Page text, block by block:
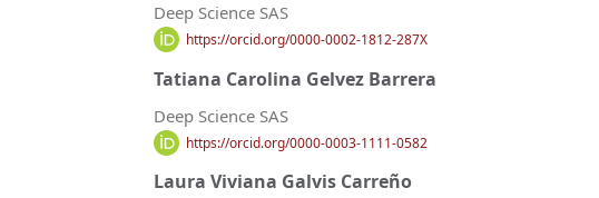
Deep Science SAS
https://orcid.org/0000-0002-1812-287X
Tatiana Carolina Gelvez Barrera
Deep Science SAS
https://orcid.org/0000-0003-1111-0582
Laura Viviana Galvis Carreño